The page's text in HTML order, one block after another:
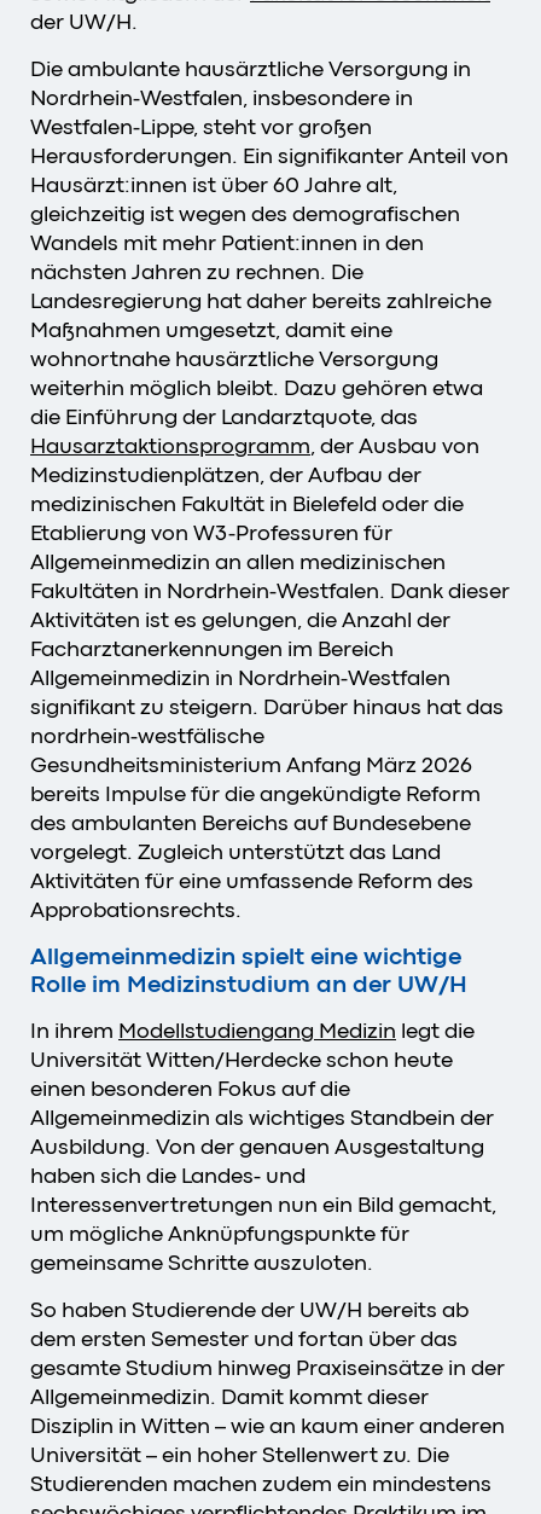
der UW/H.
Die ambulante hausärztliche Versorgung in
Nordrhein-Westfalen, insbesondere in
Westfalen-Lippe, steht vor großen
Herausforderungen. Ein signifikanter Anteil von
Hausärzt:innen ist über 60 Jahre alt,
gleichzeitig ist wegen des demografischen
Wandels mit mehr Patient:innen in den
nächsten Jahren zu rechnen. Die
Landesregierung hat daher bereits zahlreiche
Maßnahmen umgesetzt, damit eine
wohnortnahe hausärztliche Versorgung
weiterhin möglich bleibt. Dazu gehören etwa
die Einführung der Landarztquote, das
Hausarztaktionsprogramm , der Ausbau von
Medizinstudienplätzen, der Aufbau der
medizinischen Fakultät in Bielefeld oder die
Etablierung von W3-Professuren für
Allgemeinmedizin an allen medizinischen
Fakultäten in Nordrhein-Westfalen. Dank dieser
Aktivitäten ist es gelungen, die Anzahl der
Facharztanerkennungen im Bereich
Allgemeinmedizin in Nordrhein-Westfalen
signifikant zu steigern. Darüber hinaus hat das
nordrhein-westfälische
Gesundheitsministerium Anfang März 2026
bereits Impulse für die angekündigte Reform
des ambulanten Bereichs auf Bundesebene
vorgelegt. Zugleich unterstützt das Land
Aktivitäten für eine umfassende Reform des
Approbationsrechts.
Allgemeinmedizin spielt eine wichtige
Rolle im Medizinstudium an der UW/H
In ihrem Modellstudiengang Medizin legt die
Universität Witten/Herdecke schon heute
einen besonderen Fokus auf die
Allgemeinmedizin als wichtiges Standbein der
Ausbildung. Von der genauen Ausgestaltung
haben sich die Landes- und
Interessenvertretungen nun ein Bild gemacht,
um mögliche Anknüpfungspunkte für
gemeinsame Schritte auszuloten.
So haben Studierende der UW/H bereits ab
dem ersten Semester und fortan über das
gesamte Studium hinweg Praxiseinsätze in der
Allgemeinmedizin. Damit kommt dieser
Disziplin in Witten – wie an kaum einer anderen
Universität – ein hoher Stellenwert zu. Die
Studierenden machen zudem ein mindestens